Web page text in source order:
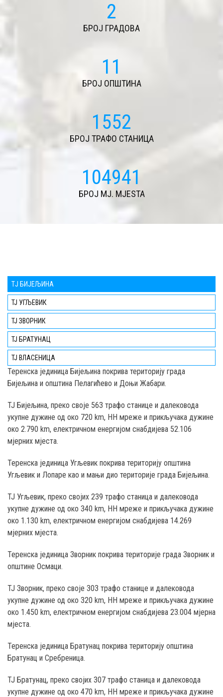
2
БРОЈ ГРАДОВА
11
БРОЈ ОПШТИНА
1668
БРОЈ ТРАФО СТАНИЦА
112818
БРОЈ MJ. MJESTA
TЈ БИЈЕЉИНА
ТЈ УГЉЕВИК
ТЈ ЗВОРНИК
ТЈ БРАТУНАЦ
ТЈ ВЛАСЕНИЦА
Teренска јединица Бијељина покрива територију града
Бијељина и општина Пелагићево и Доњи Жабари.
ТЈ Бијељина, преко својe 563 трафо станице и далековода
укупне дужине од око 720 km, НН мреже и прикључака дужине
око 2.790 km, електричном енергијом снабдијева 52.106
мјерних мјеста.
Теренска јединица Угљевик покрива територију општина
Угљевик и Лопаре као и мањи дио територије градa Бијељина.
ТЈ Угљевик, преко својих 239 трафо станица и далековода
укупне дужине од око 340 km, НН мреже и прикључака дужине
око 1.130 km, електричном енергијом снабдијева 14.269
мјерних мјеста.
Теренска јединица Зворник покрива територије града Зворник и
општине Осмаци.
ТЈ Зворник, преко своје 303 трафо станице и далековода
укупне дужине од око 320 km, НН мреже и прикључака дужине
око 1.450 km, електричном енергијом снабдијева 23.004 мјерна
мјеста.
Теренска јединица Братунац покрива територију општина
Братунац и Сребреница.
ТЈ Братунац, преко својих 307 трафо станица и далековода
укупне дужине од око 470 km, НН мреже и прикључака дужине